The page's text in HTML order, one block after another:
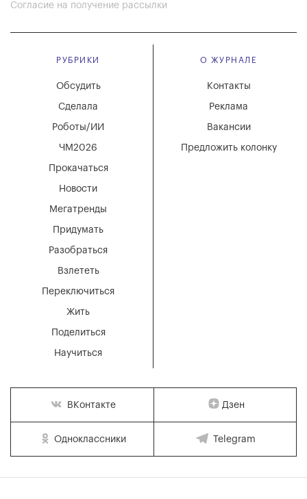
Согласие на получение рассылки
РУБРИКИ
Мегатренды
Придумать
Разобраться
Взлететь
Новости
Переключиться
Жить
Поделиться
Научиться
Обсудить
Сделала
Роботы/ИИ
ЧМ2026
Прокачаться
О ЖУРНАЛЕ
Вакансии
Реклама
Контакты
Предложить колонку
ВКонтакте Дзен
Одноклассники Telegram